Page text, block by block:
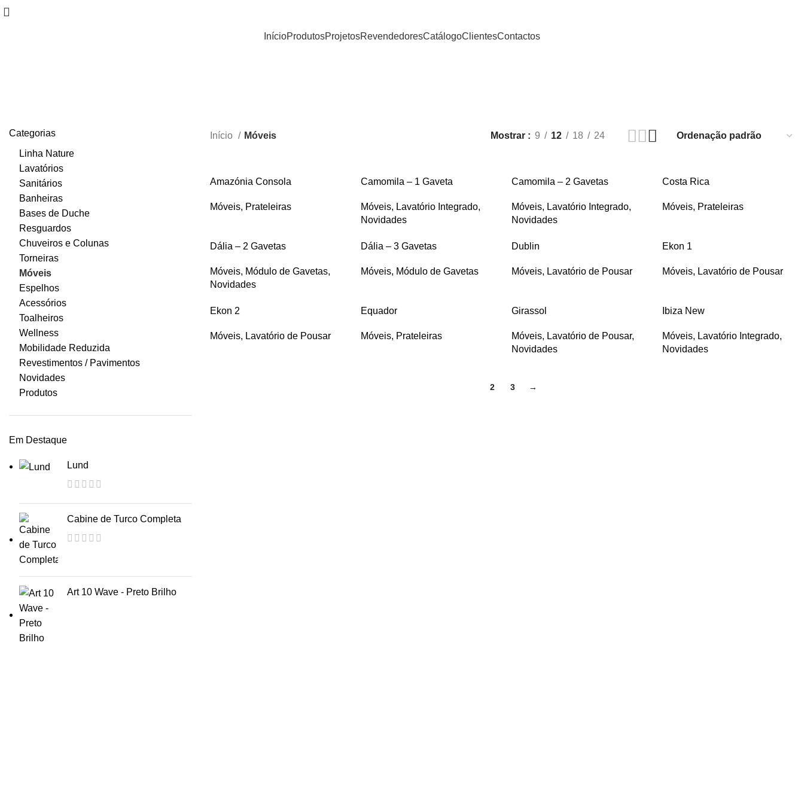
InícioProdutosProjetosRevendedoresCatálogoClientesContactos
Categorias
Linha Nature
Lavatórios
Sanitários
Banheiras
Bases de Duche
Resguardos
Chuveiros e Colunas
Torneiras
Móveis
Espelhos
Acessórios
Toalheiros
Wellness
Mobilidade Reduzida
Revestimentos / Pavimentos
Novidades
Produtos
Em Destaque
Lund
Cabine de Turco Completa
Art 10 Wave - Preto Brilho
Início Móveis Mostrar 9 12 18 24
Amazónia Consola
Móveis, Prateleiras
Camomila – 1 Gaveta
Móveis, Lavatório Integrado,
Novidades
Camomila – 2 Gavetas
Móveis, Lavatório Integrado,
Novidades
Costa Rica
Móveis, Prateleiras
Dália – 2 Gavetas
Móveis, Módulo de Gavetas,
Novidades
Dália – 3 Gavetas
Móveis, Módulo de Gavetas
Dublin
Móveis, Lavatório de Pousar
Ekon 1
Móveis, Lavatório de Pousar
Ekon 2
Móveis, Lavatório de Pousar
Equador
Móveis, Prateleiras
Girassol
Móveis, Lavatório de Pousar,
Novidades
Ibiza New
Móveis, Lavatório Integrado,
Novidades
2 3 →